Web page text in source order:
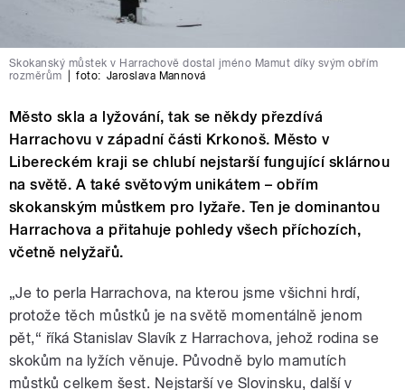
Skokanský můstek v Harrachově dostal jméno Mamut díky svým obřím
rozměrům
foto: Jaroslava Mannová
Město skla a lyžování, tak se někdy přezdívá
Harrachovu v západní části Krkonoš. Město v
Libereckém kraji se chlubí nejstarší fungující sklárnou
na světě. A také světovým unikátem – obřím
skokanským můstkem pro lyžaře. Ten je dominantou
Harrachova a přitahuje pohledy všech příchozích,
včetně nelyžařů.
„Je to perla Harrachova, na kterou jsme všichni hrdí,
protože těch můstků je na světě momentálně jenom
pět,“ říká Stanislav Slavík z Harrachova, jehož rodina se
skokům na lyžích věnuje. Původně bylo mamutích
můstků celkem šest. Nejstarší ve Slovinsku, další v